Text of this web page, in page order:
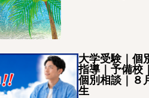
大学受験｜個
指導｜予備校｜
個別相談｜８
生